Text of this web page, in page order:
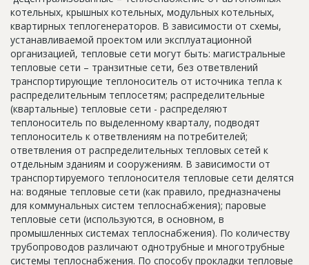
Платные услуги
Пресс-релизы
Правила работы
Контакты
Личный кабинет
котельных, крышных котельных, модульных котельных,
квартирных теплогенераторов. В зависимости от схемы,
устанавливаемой проектом или эксплуатационной
организацией, тепловые сети могут быть: магистральные
тепловые сети – транзитные сети, без ответвлений
транспортирующие теплоноситель от источника тепла к
распределительным теплосетям; распределительные
(квартальные) тепловые сети - распределяют
теплоноситель по выделенному кварталу, подводят
теплоноситель к ответвлениям на потребителей;
ответвления от распределительных тепловых сетей к
отдельным зданиям и сооружениям. В зависимости от
транспортируемого теплоносителя тепловые сети делятся
на: водяные тепловые сети (как правило, предназначены
для коммунальных систем теплоснабжения); паровые
тепловые сети (используются, в основном, в
промышленных системах теплоснабжения). По количеству
трубопроводов различают однотрубные и многотрубные
системы теплоснабжения. По способу прокладки тепловые